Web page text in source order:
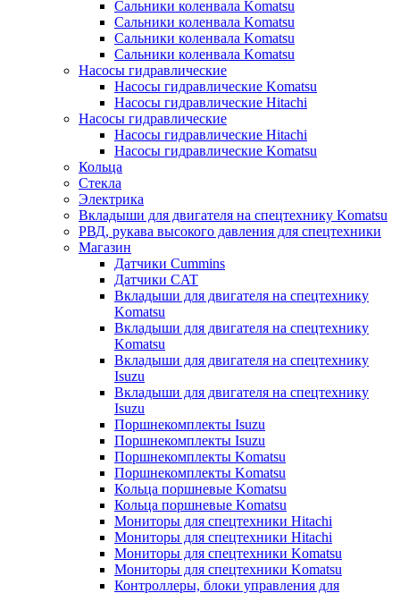
Сальники коленвала Komatsu
Сальники коленвала Komatsu
Сальники коленвала Komatsu
Сальники коленвала Komatsu
Насосы гидравлические
Насосы гидравлические Komatsu
Насосы гидравлические Hitachi
Насосы гидравлические
Насосы гидравлические Hitachi
Насосы гидравлические Komatsu
Кольца
Стекла
Электрика
Вкладыши для двигателя на спецтехнику Komatsu
РВД, рукава высокого давления для спецтехники
Магазин
Датчики Cummins
Датчики CAT
Вкладыши для двигателя на спецтехнику
Komatsu
Вкладыши для двигателя на спецтехнику
Komatsu
Вкладыши для двигателя на спецтехнику
Isuzu
Вкладыши для двигателя на спецтехнику
Isuzu
Поршнекомплекты Isuzu
Поршнекомплекты Isuzu
Поршнекомплекты Komatsu
Поршнекомплекты Komatsu
Кольца поршневые Komatsu
Кольца поршневые Komatsu
Мониторы для спецтехники Hitachi
Мониторы для спецтехники Hitachi
Мониторы для спецтехники Komatsu
Мониторы для спецтехники Komatsu
Контроллеры, блоки управления для